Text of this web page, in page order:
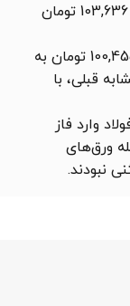
عرض 1500 در ماه گذشته بین 97,273 تا 103,636 تومان
میانگین قیمت این ورق در ماه گذشته 100,455 تومان به
قبلی، با
وارد فاز
ورق‌های
نبودند.